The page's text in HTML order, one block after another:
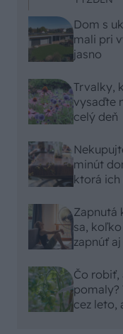
Dom s
mali pri
jasno
Trvalky,
vysaďte
celý deň
minút
ktorá ich
Zapnutá
sa,
zapnúť
Čo robiť,
pomaly?
cez leto,